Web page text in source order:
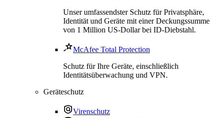
Unser umfassendster Schutz für Privatsphäre,
Identität und Geräte mit einer Deckungssumme
von 1 Million US-Dollar bei ID-Diebstahl.
McAfee Total Protection
Schutz für Ihre Geräte, einschließlich
Identitätsüberwachung und VPN.
Geräteschutz
Virenschutz